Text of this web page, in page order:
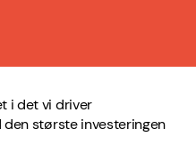
i det vi driver
den største investeringen